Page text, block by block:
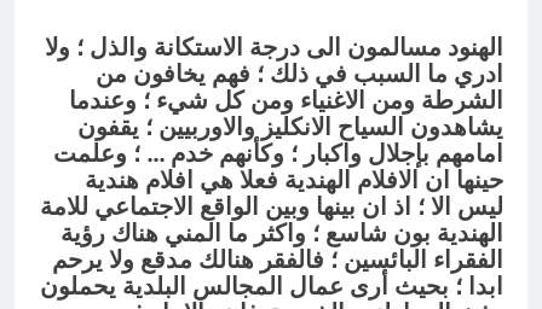
الهنود مسالمون الى درجة الاستكانة والذل ؛ ولا
ادري ما السبب في ذلك ؛ فهم يخافون من
الشرطة ومن الاغنياء ومن كل شيء ؛ وعندما
يشاهدون السياح الانكليز والاوربيين ؛ يقفون
امامهم بإجلال واكبار ؛ وكأنهم خدم … ؛ وعلمت
حينها ان الافلام الهندية فعلا هي افلام هندية
ليس الا ؛ اذ ان بينها وبين الواقع الاجتماعي للامة
الهندية بون شاسع ؛ واكثر ما المني هناك رؤية
الفقراء البائسين ؛ فالفقر هنالك مدقع ولا يرحم
ابدا ؛ بحيث أرى عمال المجالس البلدية يحملون